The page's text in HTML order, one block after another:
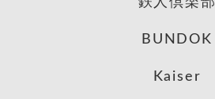
BUNDOK
Kaiser